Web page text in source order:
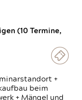
(10 Termine,
+
beim
+ Mängel und